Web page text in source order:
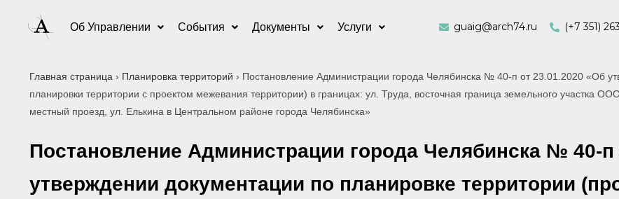
Об Управлении События Документы Услуги guaig@arch74.ru (+7 351)
Главная страница › Планировка территорий › Постановление Администрации города Челябинска № 40-п от 23.01.2020 «Об
планировки территории с проектом межевания территории) в границах: ул. Труда, восточная граница земельного участка
местный проезд, ул. Елькина в Центральном районе города Челябинска»
Постановление Администрации города Челябинска № 40-п
утверждении документации по планировке территории